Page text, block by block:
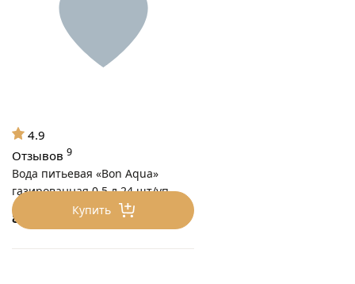
Купить
869
Вода питьевая «Bon Aqua»
газированная 0.5 л 24 шт/уп
4.9
Отзывов 9